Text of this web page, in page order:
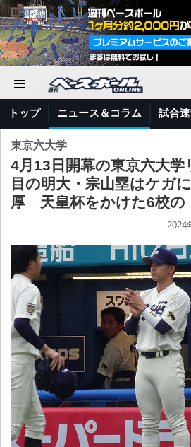
トップ ニュース＆コラム 試合
東京六大学
4月13日開幕の東京六大
目の明大・宗山塁はケガ
厚 天皇杯をかけた6校の
2024